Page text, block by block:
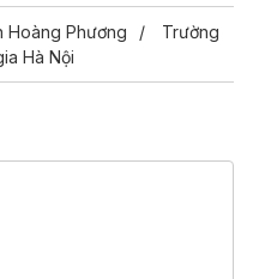
Hoàng Phương
Trường
Hà Nội